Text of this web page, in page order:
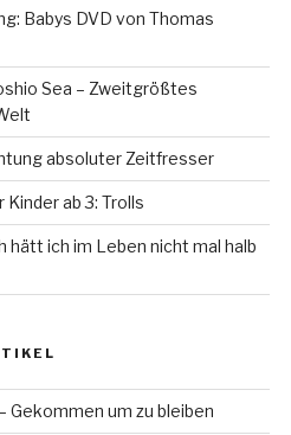
Babys DVD von Thomas
Sea – Zweitgrößtes
absoluter Zeitfresser
Kinder ab 3: Trolls
hätt ich im Leben nicht mal halb
Gekommen um zu bleiben